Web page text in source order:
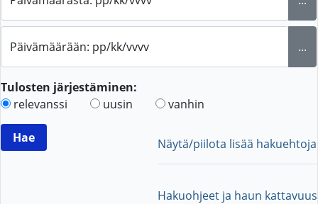
Päivämäärään: pp/kk/vvvv ...
Tulosten järjestäminen:
relevanssi
uusin vanhin
Näytä/piilota lisää hakuehtoja
Hakuohjeet ja haun kattavuus